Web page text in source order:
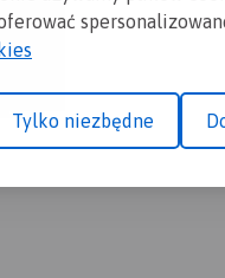
Tylko niezbędne